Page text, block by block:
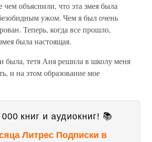
чем объяснили, что эта змея была
ужом. Чем я был очень
Теперь, когда все прошло,
была настоящая.
была, тетя Аня решила в школу меня
и на этом образование мое
книг и аудиокниг! 📚
Литрес Подписки в